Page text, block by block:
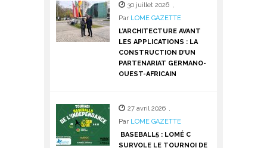
30 juillet 2026 ,
Par LOME GAZETTE
L’ARCHITECTURE AVANT
LES APPLICATIONS : LA
CONSTRUCTION D’UN
PARTENARIAT GERMANO-
OUEST-AFRICAIN
27 avril 2026 ,
Par LOME GAZETTE
BASEBALL5 : LOMÉ C
SURVOLE LE TOURNOI DE